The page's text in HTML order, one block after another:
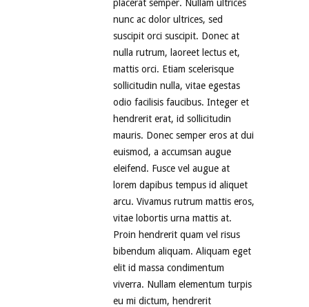
placerat semper. Nullam ultrices
nunc ac dolor ultrices, sed
suscipit orci suscipit. Donec at
nulla rutrum, laoreet lectus et,
mattis orci. Etiam scelerisque
sollicitudin nulla, vitae egestas
odio facilisis faucibus. Integer et
hendrerit erat, id sollicitudin
mauris. Donec semper eros at dui
euismod, a accumsan augue
eleifend. Fusce vel augue at
lorem dapibus tempus id aliquet
arcu. Vivamus rutrum mattis eros,
vitae lobortis urna mattis at.
Proin hendrerit quam vel risus
bibendum aliquam. Aliquam eget
elit id massa condimentum
viverra. Nullam elementum turpis
eu mi dictum, hendrerit